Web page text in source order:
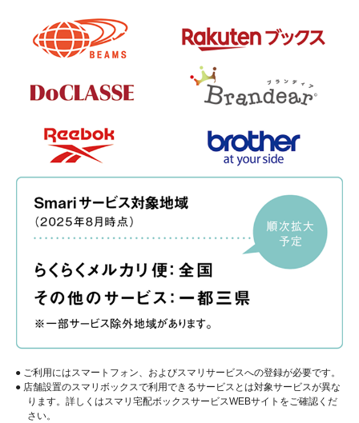
● ご利用にはスマートフォン、およびスマリサービスへの登録が必要です。
● 店舗設置のスマリボックスで利用できるサービスとは対象サービスが異な
ります。詳しくはスマリ宅配ボックスサービスWEBサイトをご確認くだ
さい。